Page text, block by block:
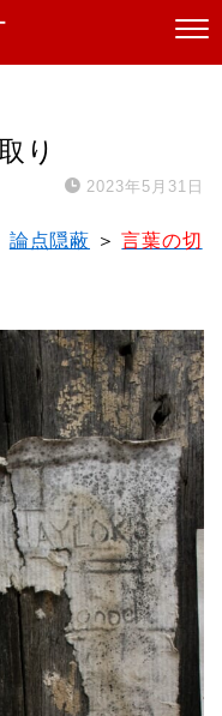
り
2023年5月31日
論点隠蔽 ＞言葉の切